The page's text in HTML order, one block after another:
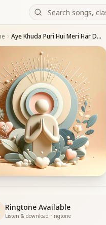
Aye Khuda Puri Hui Meri Har Dua
Ringtone Available
Listen & download ringtone